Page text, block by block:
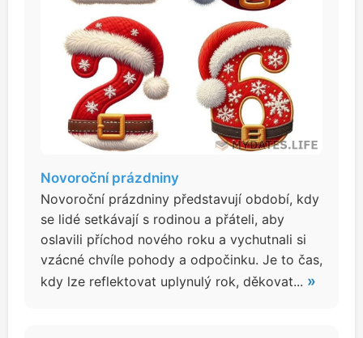
Novoroční prázdniny
Novoroční prázdniny představují období, kdy
se lidé setkávají s rodinou a přáteli, aby
oslavili příchod nového roku a vychutnali si
vzácné chvíle pohody a odpočinku. Je to čas,
kdy lze reflektovat uplynulý rok, děkovat... »